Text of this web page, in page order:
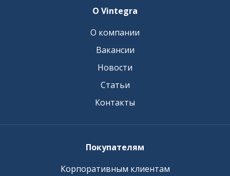
О Vintegra
О компании
Вакансии
Новости
Статьи
Контакты
Покупателям
Корпоративным клиентам